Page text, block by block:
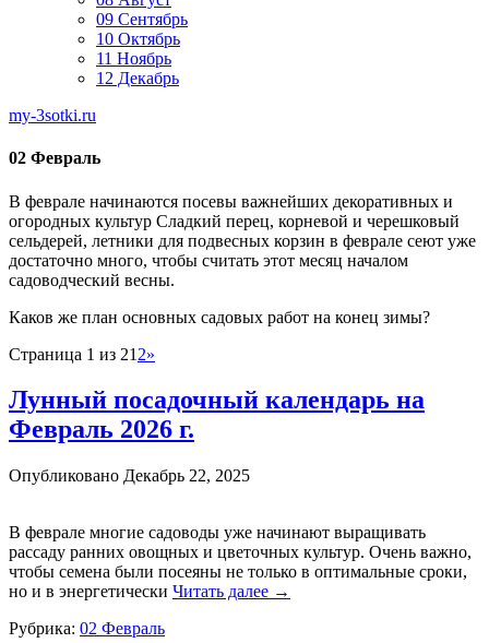
09 Сентябрь
10 Октябрь
11 Ноябрь
12 Декабрь
my-3sotki.ru
02 Февраль
В феврале начинаются посевы важнейших декоративных и
огородных культур Сладкий перец, корневой и черешковый
сельдерей, летники для подвесных корзин в феврале сеют уже
достаточно много, чтобы считать этот месяц началом
садоводческий весны.
Каков же план основных садовых работ на конец зимы?
Страница 1 из 21 2»
Лунный посадочный календарь на
Февраль 2026 г.
Опубликовано Декабрь 22, 2025
В феврале многие садоводы уже начинают выращивать
рассаду ранних овощных и цветочных культур. Очень важно,
чтобы семена были посеяны не только в оптимальные сроки,
но и в энергетически Читать далее →
Рубрика: 02 Февраль